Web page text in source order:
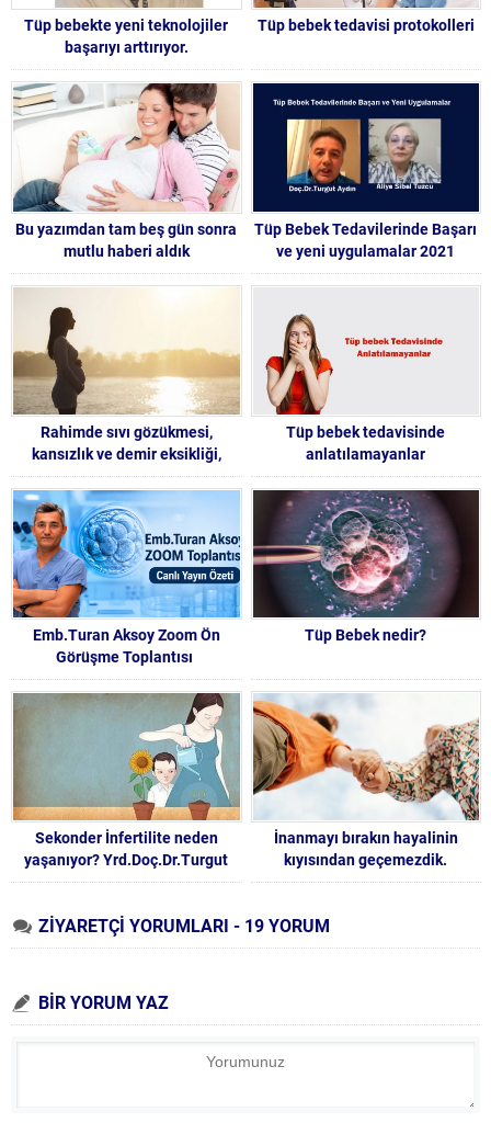
Tüp bebekte yeni teknolojiler
başarıyı arttırıyor.
Tüp bebek tedavisi protokolleri
Bu yazımdan tam beş gün sonra
mutlu haberi aldık
Tüp Bebek Tedavilerinde Başarı
ve yeni uygulamalar 2021
Rahimde sıvı gözükmesi,
kansızlık ve demir eksikliği,
dondurulmuş embriyolar. İkiz
Gebelik Beslenmesi Op.Dr.Özge
İdem Karadağ
Tüp bebek tedavisinde
anlatılamayanlar
Emb.Turan Aksoy Zoom Ön
Görüşme Toplantısı
Tüp Bebek nedir?
Sekonder İnfertilite neden
yaşanıyor? Yrd.Doç.Dr.Turgut
Aydın
İnanmayı bırakın hayalinin
kıyısından geçemezdik.
ZİYARETÇİ YORUMLARI - 19 YORUM
BİR YORUM YAZ